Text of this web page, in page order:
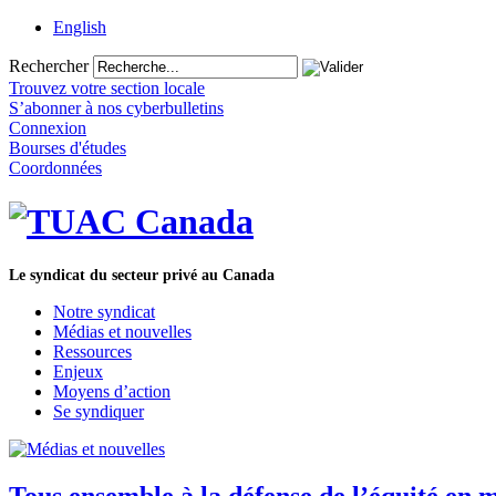
English
Rechercher
Trouvez votre section locale
S’abonner à nos cyberbulletins
Connexion
Bourses d'études
Coordonnées
Le syndicat du secteur privé au Canada
Notre syndicat
Médias et nouvelles
Ressources
Enjeux
Moyens d’action
Se syndiquer